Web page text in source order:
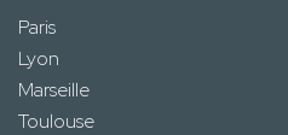
Paris
Lyon
Marseille
Toulouse